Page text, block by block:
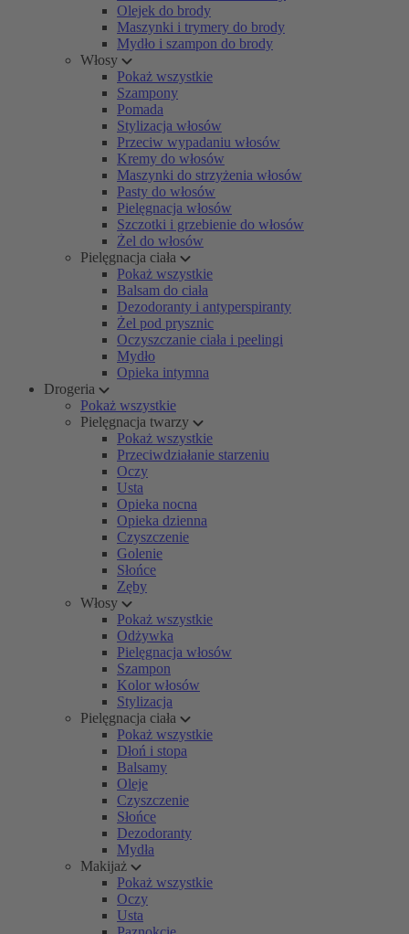
Olejek do brody
Maszynki i trymery do brody
Mydło i szampon do brody
Włosy
Pokaż wszystkie
Szampony
Pomada
Stylizacja włosów
Przeciw wypadaniu włosów
Kremy do włosów
Maszynki do strzyżenia włosów
Pasty do włosów
Pielęgnacja włosów
Szczotki i grzebienie do włosów
Żel do włosów
Pielęgnacja ciała
Pokaż wszystkie
Balsam do ciała
Dezodoranty i antyperspiranty
Żel pod prysznic
Oczyszczanie ciała i peelingi
Mydło
Opieka intymna
Drogeria
Pokaż wszystkie
Pielęgnacja twarzy
Pokaż wszystkie
Przeciwdziałanie starzeniu
Oczy
Usta
Opieka nocna
Opieka dzienna
Czyszczenie
Golenie
Słońce
Zęby
Włosy
Pokaż wszystkie
Odżywka
Pielęgnacja włosów
Szampon
Kolor włosów
Stylizacja
Pielęgnacja ciała
Pokaż wszystkie
Dłoń i stopa
Balsamy
Oleje
Czyszczenie
Słońce
Dezodoranty
Mydła
Makijaż
Pokaż wszystkie
Oczy
Usta